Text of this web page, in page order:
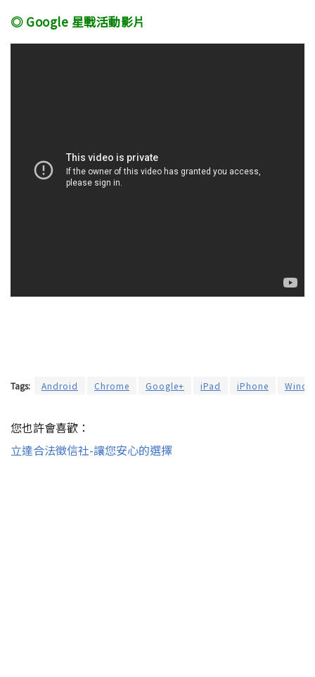
◎ Google 星戰活動影片
Tags: Android Chrome Google+ iPad iPhone
您也許會喜歡：
立達合法徵信社-讓您安心的選擇